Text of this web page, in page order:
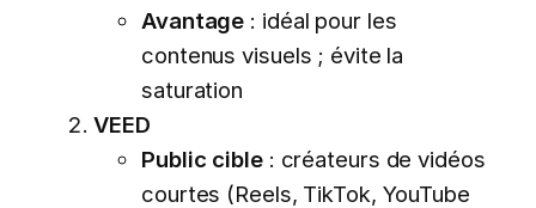
Avantage : idéal pour les
contenus visuels ; évite la
saturation
VEED
Public cible: créateurs de vidéos
courtes (Reels, TikTok, YouTube